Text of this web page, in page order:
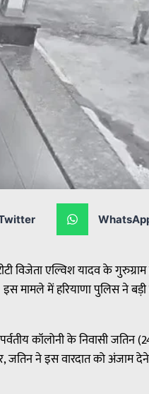
विजेता एल्विश यादव के
इस मामले में हरियाणा पुलिस ने
कॉलोनी के निवासी
ने इस वारदात को अंजाम